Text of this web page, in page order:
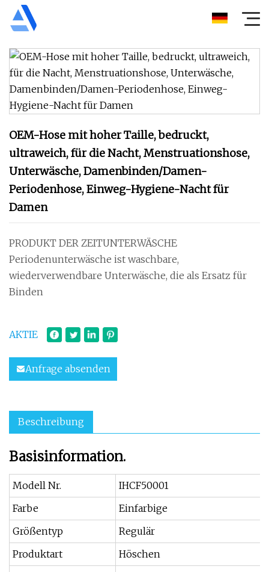
OEM-Hose mit hoher Taille, bedruckt,
ultraweich, für die Nacht, Menstruationshose,
Unterwäsche, Damenbinden/Damen-
Periodenhose, Einweg-Hygiene-Nacht für
Damen
PRODUKT DER ZEITUNTERWÄSCHE
Periodenunterwäsche ist waschbare,
wiederverwendbare Unterwäsche, die als Ersatz für
Binden
AKTIE
Anfrage absenden
Beschreibung
Basisinformation.
Modell Nr.
IHCF50001
Farbe
Einfarbige
Größentyp
Regulär
Produktart
Höschen